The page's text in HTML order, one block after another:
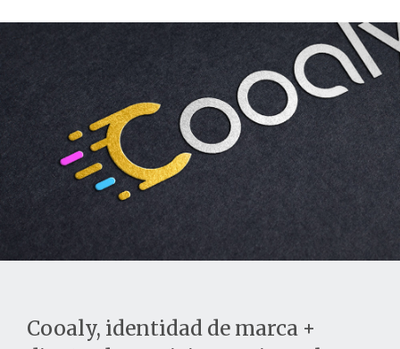
Cooaly, identidad de marca +